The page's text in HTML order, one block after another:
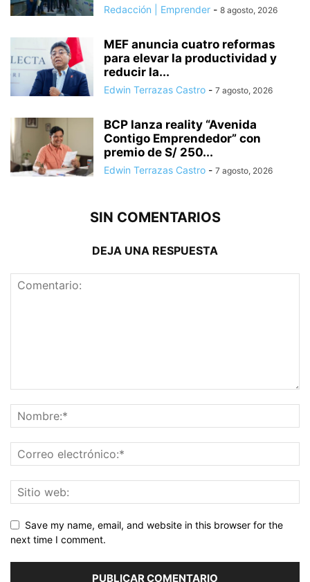
Redacción | Emprender - 8 agosto, 2026
MEF anuncia cuatro reformas
para elevar la productividad y
reducir la...
Edwin Terrazas Castro - 7 agosto, 2026
BCP lanza reality “Avenida
Contigo Emprendedor” con
premio de S/ 250...
Edwin Terrazas Castro - 7 agosto, 2026
SIN COMENTARIOS
DEJA UNA RESPUESTA
Save my name, email, and website in this browser for the
next time I comment.